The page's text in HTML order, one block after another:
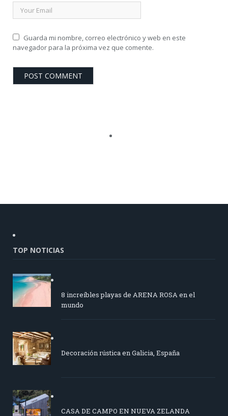
Guarda mi nombre, correo electrónico y web en este
navegador para la próxima vez que comente.
TOP NOTICIAS
8 increíbles playas de ARENA ROSA en el
mundo
Decoración rústica en Galicia, España
CASA DE CAMPO EN NUEVA ZELANDA